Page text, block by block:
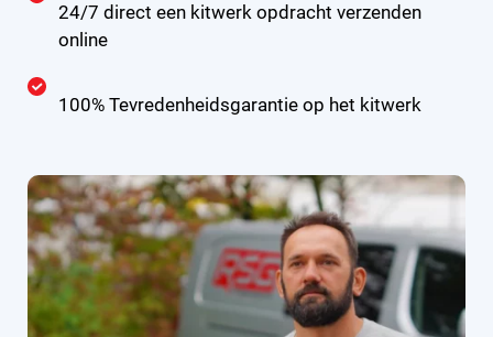
24/7 direct een kitwerk opdracht verzenden
online
100% Tevredenheidsgarantie op het kitwerk